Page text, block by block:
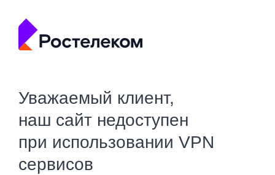
Уважаемый клиент,
наш сайт недоступен
при использовании VPN
сервисов